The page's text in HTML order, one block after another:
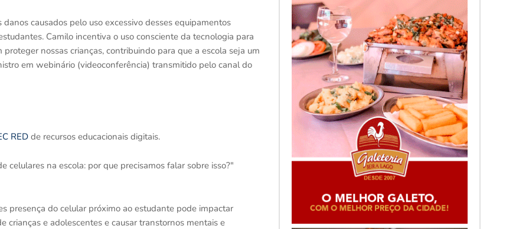
causados pelo uso excessivo desses equipamentos
Camilo incentiva o uso consciente da tecnologia para
nossas crianças, contribuindo para que a escola seja um
em webinário (videoconferência) transmitido pelo canal do
RED de recursos educacionais digitais.
celulares na escola: por que precisamos falar sobre isso?"
presença do celular próximo ao estudante pode impactar
e adolescentes e causar transtornos mentais e